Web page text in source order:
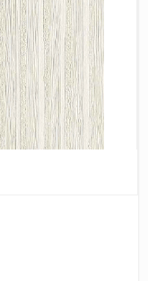
Kerama Marazzi
Marburg
..
Prima Italiana
Rasch